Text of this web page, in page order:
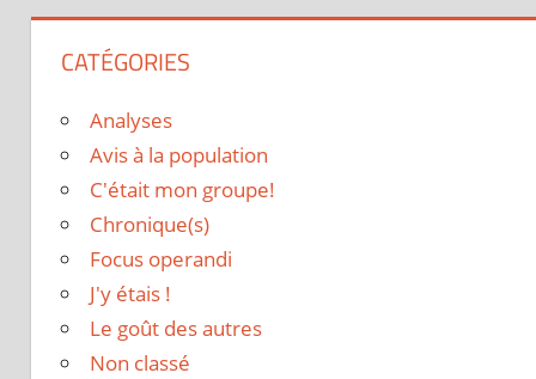
CATÉGORIES
Analyses
Avis à la population
C'était mon groupe!
Chronique(s)
Focus operandi
J'y étais !
Le goût des autres
Non classé